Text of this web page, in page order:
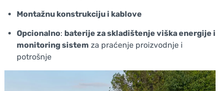
Montažnu konstrukciju i kablove
Opcionalno: baterije za skladištenje viška energije i
monitoring sistem za praćenje proizvodnje i
potrošnje